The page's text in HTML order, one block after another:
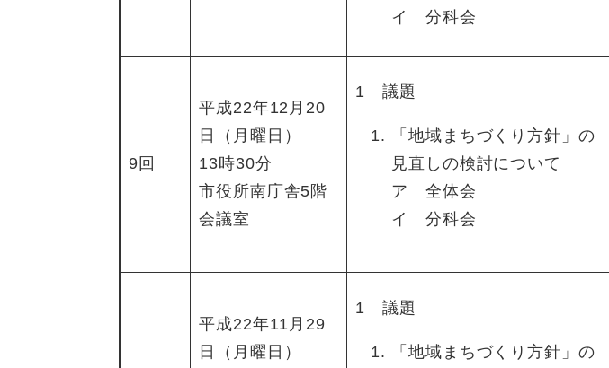
イ 分科会
9回
平成22年12月20
日（月曜日）
13時30分
市役所南庁舎5階
会議室
1 議題
「地域まちづくり方針」の
見直しの検討について
ア 全体会
イ 分科会
平成22年11月29
日（月曜日）
1 議題
「地域まちづくり方針」の